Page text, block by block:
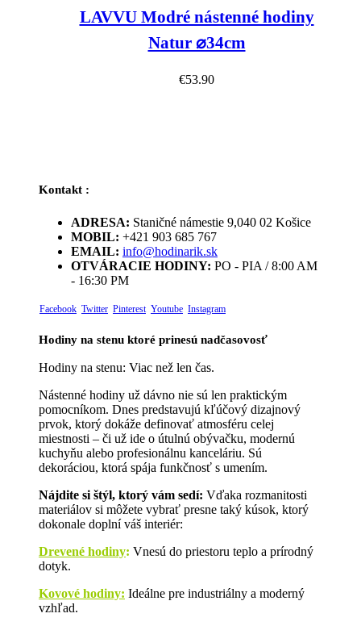
LAVVU Modré nástenné hodiny
Natur ⌀34cm
€53.90
Kontakt :
ADRESA: Staničné námestie 9,040 02 Košice
MOBIL: +421 903 685 767
EMAIL: info@hodinarik.sk
OTVÁRACIE HODINY: PO - PIA / 8:00 AM
- 16:30 PM
Facebook Twitter Pinterest Youtube Instagram
Hodiny na stenu ktoré prinesú nadčasovosť
Hodiny na stenu: Viac než len čas.
Nástenné hodiny už dávno nie sú len praktickým
pomocníkom. Dnes predstavujú kľúčový dizajnový
prvok, ktorý dokáže definovať atmosféru celej
miestnosti – či už ide o útulnú obývačku, modernú
kuchyňu alebo profesionálnu kanceláriu. Sú
dekoráciou, ktorá spája funkčnosť s umením.
Nájdite si štýl, ktorý vám sedí: Vďaka rozmanitosti
materiálov si môžete vybrať presne taký kúsok, ktorý
dokonale doplní váš interiér:
Drevené hodiny: Vnesú do priestoru teplo a prírodný
dotyk.
Kovové hodiny: Ideálne pre industriálny a moderný
vzhľad.